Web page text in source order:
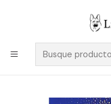
Calidad De Vida? -
Valenzuela, Eduardo